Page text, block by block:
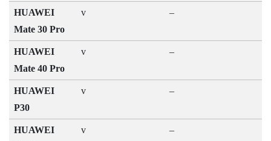
HUAWEI
Mate 30 Pro
v –
HUAWEI
Mate 40 Pro
v –
HUAWEI
P30
v –
HUAWEI
v –